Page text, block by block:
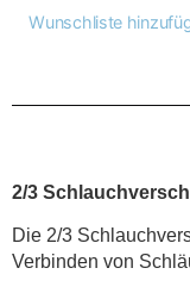
Wunschliste
2/3
Die 2/3
Verbinden von